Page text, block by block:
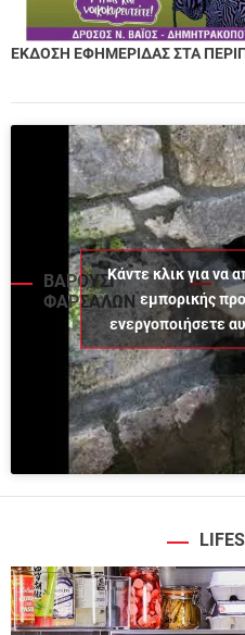
ΕΚΔΟΣΗ ΕΦΗΜΕΡΙΔΑΣ ΣΤΑ
ΒΑΡΟΥΣΙ
ΦΑΡΣΑΛΩΝ
Κάντε κλικ για να
εμπορικής
ενεργοποιήσετε